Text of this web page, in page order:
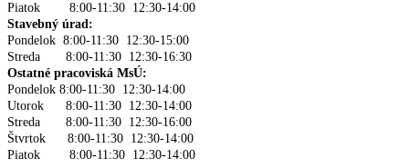
Piatok 8:00-11:30 12:30-14:00
Stavebný úrad:
Pondelok 8:00-11:30 12:30-15:00
Streda 8:00-11:30 12:30-16:30
Ostatné pracoviská MsÚ:
Pondelok 8:00-11:30 12:30-14:00
Utorok 8:00-11:30 12:30-14:00
Streda 8:00-11:30 12:30-16:00
Štvrtok 8:00-11:30 12:30-14:00
Piatok 8:00-11:30 12:30-14:00